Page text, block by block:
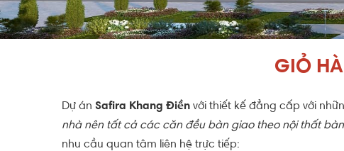
GIỎ
Dự án Safira Khang Điền với thiết kế đẳng cấp với
nhà nên tất cả các căn đều bàn giao theo nội thất
nhu cầu quan tâm liên hệ trực tiếp: